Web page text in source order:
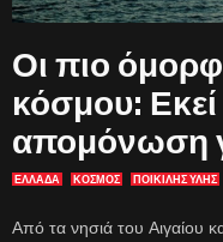
Οι πιο
κόσμου:
απομόνωση
ΕΛΛΑΔΑ ΚΟΣΜΟΣ ΠΟΙΚΙΛΗΣ ΥΛΗΣ
Από τα νησιά του Αιγαίου